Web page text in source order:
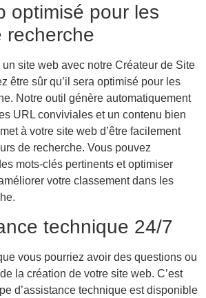
optimisé pour les
recherche
un site web avec notre Créateur de Site
être sûr qu’il sera optimisé pour les
Notre outil génère automatiquement
URL conviviales et un contenu bien
à votre site web d’être facilement
de recherche. Vous pouvez
mots-clés pertinents et optimiser
votre classement dans les
technique 24/7
vous pourriez avoir des questions ou
la création de votre site web. C’est
d’assistance technique est disponible